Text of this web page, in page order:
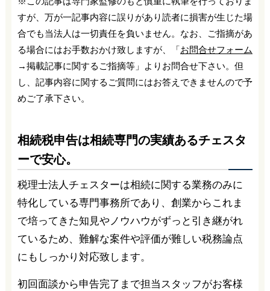
すが、万が一記事内容に誤りがあり読者に損害が生じた場
合でも当法人は一切責任を負いません。なお、ご指摘があ
る場合にはお手数おかけ致しますが、「お問合せフォーム
→掲載記事に関するご指摘等」よりお問合せ下さい。但
し、記事内容に関するご質問にはお答えできませんので予
めご了承下さい。
相続税申告は相続専門の実績あるチェスタ
ーで安心。
税理士法人チェスターは相続に関する業務のみに
特化している専門事務所であり、創業からこれま
で培ってきた知見やノウハウがずっと引き継がれ
ているため、難解な案件や評価が難しい税務論点
にもしっかり対応致します。
初回面談から申告完了まで担当スタッフがお客様